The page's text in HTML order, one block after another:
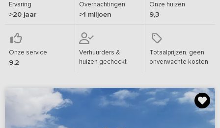
Ervaring
>20 jaar
Overnachtingen
>1 miljoen
Onze huizen
9,3
Onze service
9,2
Verhuurders &
huizen gecheckt
Totaalprijzen, geen
onverwachte kosten